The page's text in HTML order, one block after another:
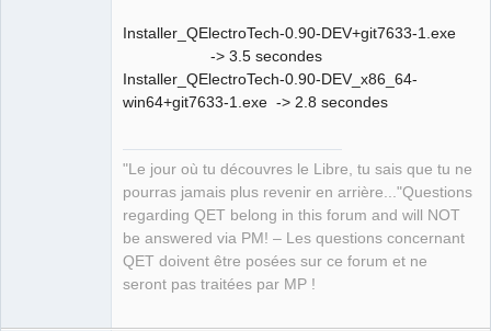
Installer_QElectroTech-0.90-DEV+git7633-1.exe
-> 3.5 secondes
Installer_QElectroTech-0.90-DEV_x86_64-
win64+git7633-1.exe -> 2.8 secondes
"Le jour où tu découvres le Libre, tu sais que tu ne
pourras jamais plus revenir en arrière..."Questions
regarding QET belong in this forum and will NOT
be answered via PM! – Les questions concernant
QET doivent être posées sur ce forum et ne
seront pas traitées par MP !